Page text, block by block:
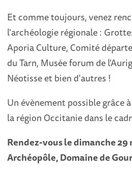
Et comme toujours, venez
l'archéologie régionale :
Aporia Culture, Comité
du Tarn, Musée forum de
Néotisseet bien d'autres !
Un évènement possible grâce
la région Occitanie dans le
Rendez-vous le dimanche 29
Archéopôle, Domaine de